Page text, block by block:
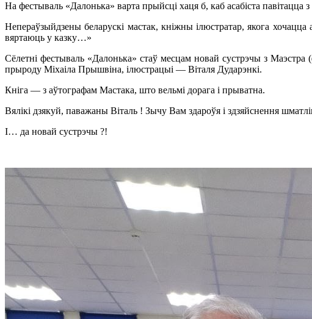
На фестываль «Далонька» варта прыйсці хаця б, каб асабіста павітацца
Непераўзыйдзены беларускі мастак, кніжны ілюстратар, якога
вяртаюць у казку…»
Сёлетні фестываль «Далонька» стаў месцам новай сустрэчы з
прыроду Міхаіла Прышвіна, ілюстрацыі — Віталя Дударэнкі.
Кніга — з аўтографам Мастака, што вельмі дорага і прыватна.
Вялікі дзякуй, паважаны Віталь ! Зычу Вам здароўя і здзяйснення
І… да новай сустрэчы ?!